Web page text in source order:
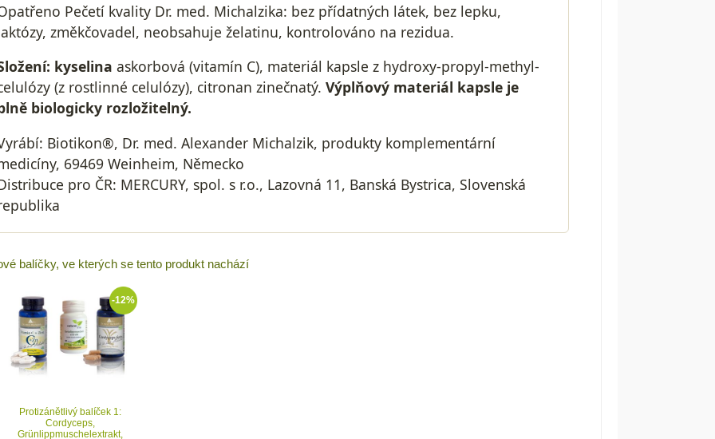
Pečetí kvality Dr. med. Michalzika: bez přídatných látek, bez lepku,
změkčovadel, neobsahuje želatinu, kontrolováno na rezidua.
kyselinaaskorbová (vitamín C), materiál kapsle z hydroxy-propyl-methyl-
(z rostlinné celulózy), citronan zinečnatý.Výplňový materiál kapsle je
biologicky rozložitelný.
Biotikon®, Dr. med. Alexander Michalzik, produkty komplementární
69469 Weinheim, Německo
pro ČR: MERCURY, spol. s r.o., Lazovná 11, Banská Bystrica, Slovenská
balíčky, ve kterých se tento produkt nachází
-12%
Protizánětlivý balíček 1:
Cordyceps,
Grünlippmuschelextrakt,